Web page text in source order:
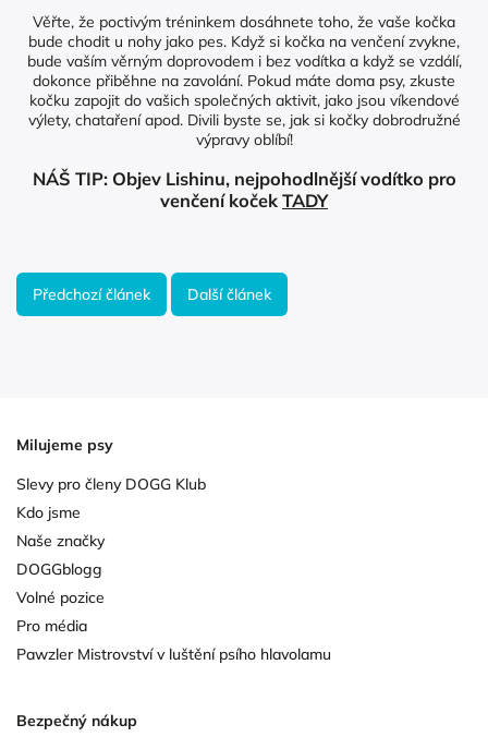
Věřte, že poctivým tréninkem dosáhnete toho, že vaše kočka
bude chodit u nohy jako pes. Když si kočka na venčení zvykne,
bude vaším věrným doprovodem i bez vodítka a když se vzdálí,
dokonce přiběhne na zavolání. Pokud máte doma psy, zkuste
kočku zapojit do vašich společných aktivit, jako jsou víkendové
výlety, chataření apod. Divili byste se, jak si kočky dobrodružné
výpravy oblíbí!
NÁŠ TIP: Objev Lishinu, nejpohodlnější vodítko pro
venčení koček TADY
Předchozí článek Další článek
Milujeme psy
Slevy pro členy DOGG Klub
Kdo jsme
Naše značky
DOGGblogg
Volné pozice
Pro média
Pawzler Mistrovství v luštění psího hlavolamu
Bezpečný nákup